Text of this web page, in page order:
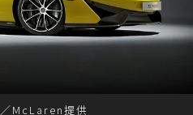
McLaren提供